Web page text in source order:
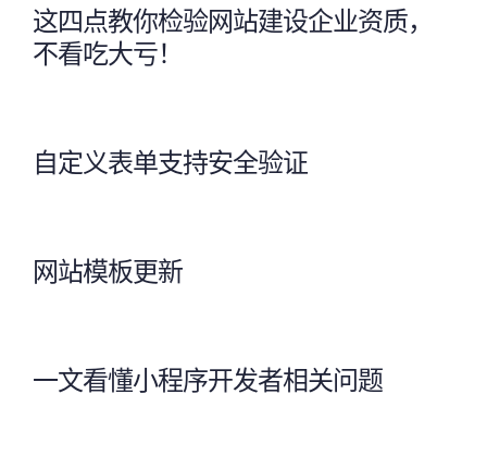
这四点教你检验网站建设企业资质，
不看吃大亏！
自定义表单支持安全验证
网站模板更新
一文看懂小程序开发者相关问题